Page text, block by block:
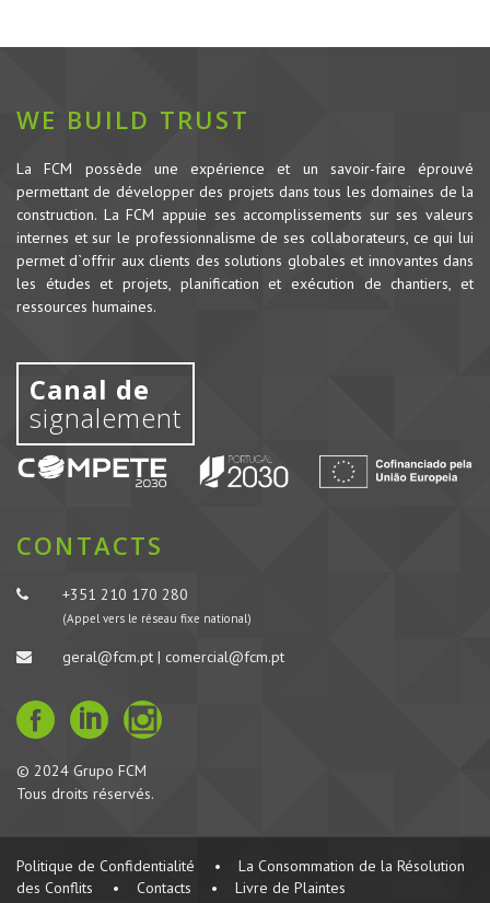
WE BUILD TRUST
La FCM possède une expérience et un savoir-faire éprouvé
permettant de développer des projets dans tous les domaines de la
construction. La FCM appuie ses accomplissements sur ses valeurs
internes et sur le professionnalisme de ses collaborateurs, ce qui lui
permet d`offrir aux clients des solutions globales et innovantes dans
les études et projets, planification et exécution de chantiers, et
ressources humaines.
Canal de
signalement
CONTACTS
+351 210 170 280
(Appel vers le réseau fixe national)
geral@fcm.pt | comercial@fcm.pt
© 2024 Grupo FCM
Tous droits réservés.
Politique de Confidentialité •
La Consommation de la Résolution
des Conflits
• Contacts • Livre de Plaintes